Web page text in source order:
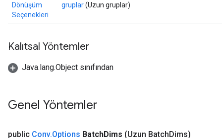
Dönüşüm
Seçenekleri
gruplar(Uzun gruplar)
Kalıtsal Yöntemler
Java.lang.Object sınıfından
Genel Yöntemler
public Conv.Options BatchDims (Uzun BatchDims)